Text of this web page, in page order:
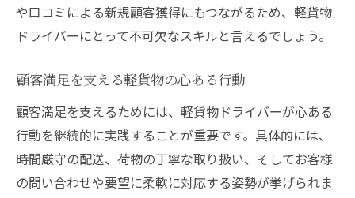
や口コミによる新規顧客獲得にもつながるため、軽貨物
ドライバーにとって不可欠なスキルと言えるでしょう。
顧客満足を支える軽貨物の心ある行動
顧客満足を支えるためには、軽貨物ドライバーが心ある
行動を継続的に実践することが重要です。具体的には、
時間厳守の配送、荷物の丁寧な取り扱い、そしてお客様
の問い合わせや要望に柔軟に対応する姿勢が挙げられま